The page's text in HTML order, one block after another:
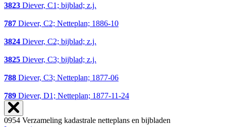
3823 Diever, C1; bijblad; z.j.
787 Diever, C2; Netteplan; 1886-10
3824 Diever, C2; bijblad; z.j.
3825 Diever, C3; bijblad; z.j.
788 Diever, C3; Netteplan; 1877-06
789 Diever, D1; Netteplan; 1877-11-24
0954 Verzameling kadastrale netteplans en bijbladen